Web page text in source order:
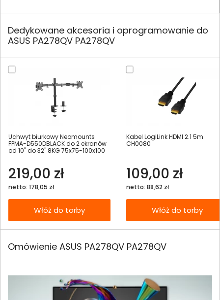
Dedykowane akcesoria i oprogramowanie do
ASUS PA278QV PA278QV
Uchwyt biurkowy Neomounts
FPMA-D550DBLACK do 2 ekranów
od 10" do 32" 8KG 75x75-100x100
219,00 zł
netto: 178,05 zł
Włóż do torby
Kabel LogiLink HDMI 2.1 5m
CH0080
109,00 zł
netto: 88,62 zł
Włóż do torby
Omówienie ASUS PA278QV PA278QV